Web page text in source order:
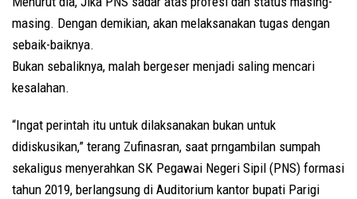
masing. Dengan demikian, akan melaksanakan tugas dengan
sebaik-baiknya.
Bukan sebaliknya, malah bergeser menjadi saling mencari
kesalahan.
“Ingat perintah itu untuk dilaksanakan bukan untuk
didiskusikan,” terang Zufinasran, saat prngambilan sumpah
sekaligus menyerahkan SK Pegawai Negeri Sipil (PNS) formasi
tahun 2019, berlangsung di Auditorium kantor bupati Parigi